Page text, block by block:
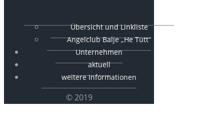
Übersicht und Linkliste
Angelclub Balje „He Tütt“
Unternehmen
aktuell
weitere Informationen
© 2019